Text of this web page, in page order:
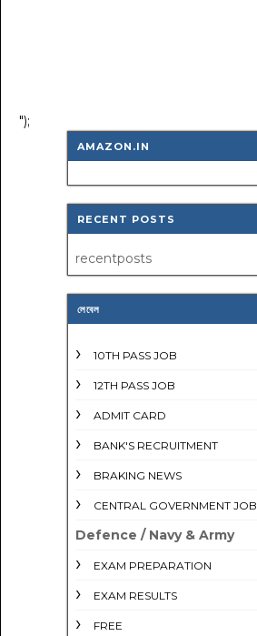
");
AMAZON.IN
RECENT POSTS
recentposts
লেবেল
10TH PASS JOB
12TH PASS JOB
ADMIT CARD
BANK'S RECRUITMENT
BRAKING NEWS
CENTRAL GOVERNMENT JOB
Defence / Navy & Army
EXAM PREPARATION
EXAM RESULTS
FREE